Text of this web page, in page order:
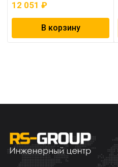
12 051 ₽
В корзину